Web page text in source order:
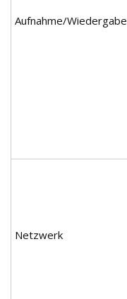
Aufnahme/Wiedergabe
Netzwerk